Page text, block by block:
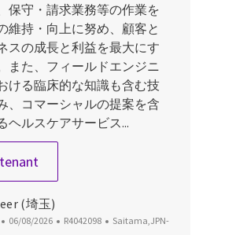
保守・請求業務等の作業を
維持・向上に努め、顧客と
スの成長と利益を最大にす
また、フィールドエンジニ
ける臨床的な知識も含む技
、コマーシャルの提案を含
ヘルスケアサービス...
(埼玉)
Date d’affichage
06/08/2026 ID du poste
R4042098 Emplacement
Saitama,JPN-